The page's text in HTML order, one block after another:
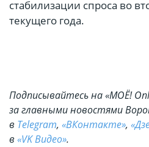
стабилизации спроса во
текущего года.
Подписывайтесь на «МОЁ!
за главными новостями
в Telegram, «ВКонтакте»,
в «VK Видео».